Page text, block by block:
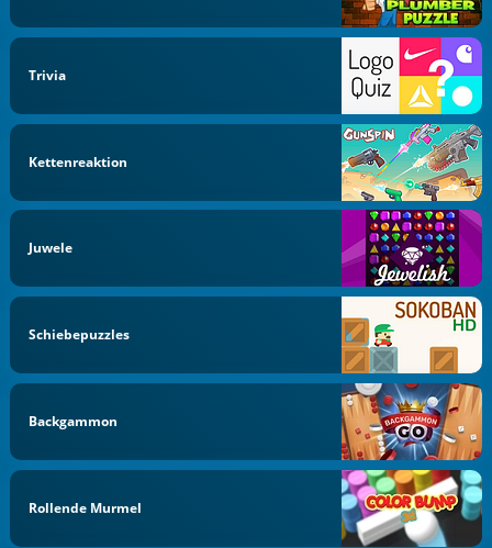
Trivia
Kettenreaktion
Juwele
Schiebepuzzles
Backgammon
Rollende Murmel